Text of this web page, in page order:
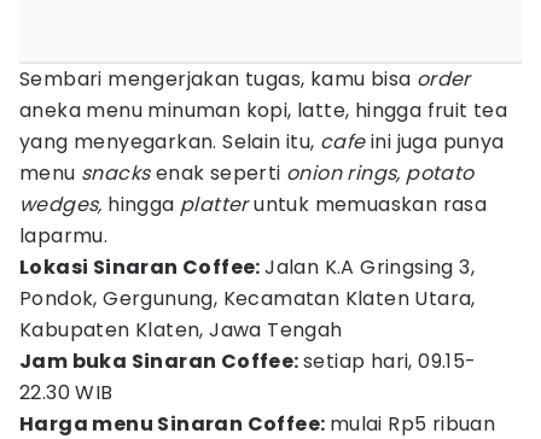
Sembari mengerjakan tugas, kamu bisa order
aneka menu minuman kopi, latte, hingga fruit tea
yang menyegarkan. Selain itu, cafeini juga punya
menu snacksenak seperti onion rings, potato
wedges, hingga platteruntuk memuaskan rasa
laparmu.
Lokasi Sinaran Coffee:Jalan K.A Gringsing 3,
Pondok, Gergunung, Kecamatan Klaten Utara,
Kabupaten Klaten, Jawa Tengah
Jam buka Sinaran Coffee:setiap hari, 09.15-
22.30 WIB
Harga menu Sinaran Coffee: mulai Rp5 ribuan